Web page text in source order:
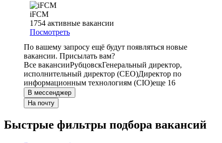
iFCM
1754 активные вакансии
Посмотреть
По вашему запросу ещё будут появляться новые
вакансии. Присылать вам?
Все вакансииРубцовскГенеральный директор,
исполнительный директор (CEO)Директор по
информационным технологиям (CIO)еще 16
В мессенджер
На почту
Быстрые фильтры подбора вакансий